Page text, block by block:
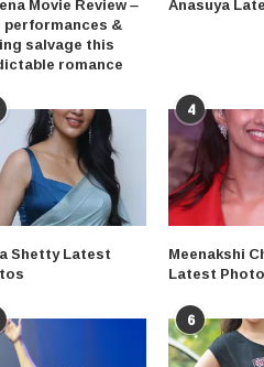
performances &
salvage this
romance
Shetty Latest
4
Meenakshi
Latest
6